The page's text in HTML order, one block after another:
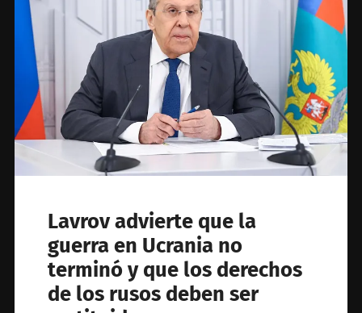
Lavrov advierte que la
guerra en Ucrania no
terminó y que los derechos
de los rusos deben ser